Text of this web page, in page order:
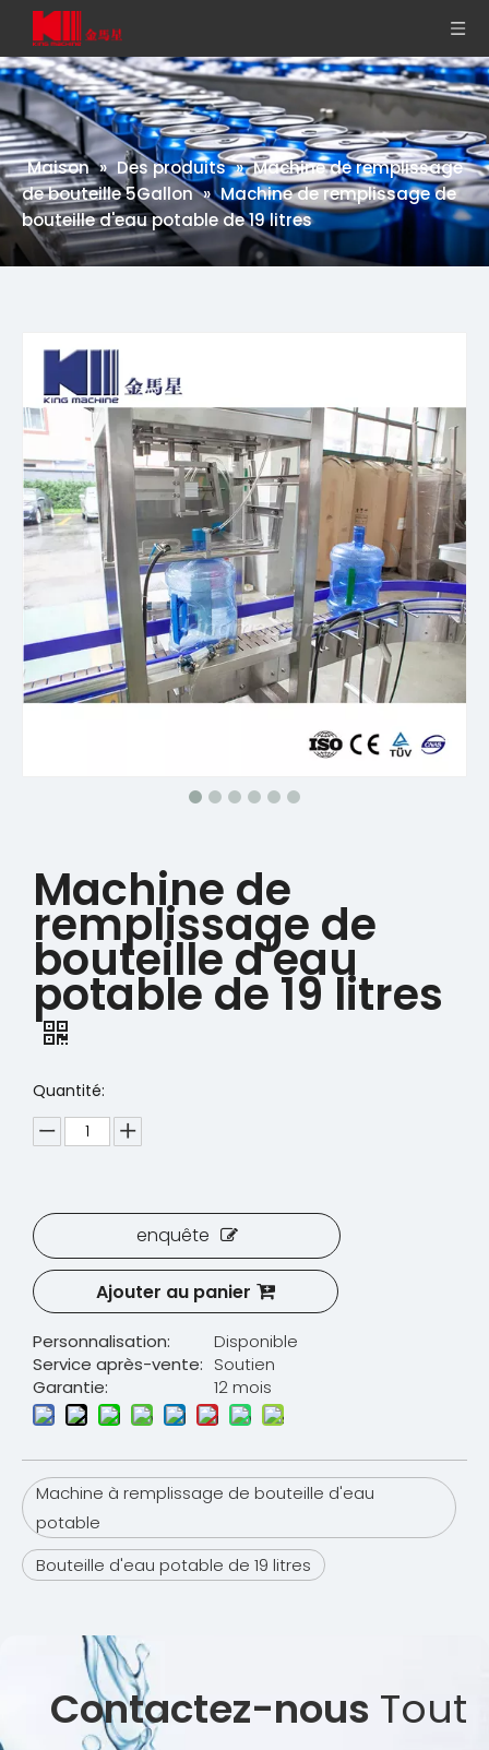
Maison » Des produits » Machine de remplissage
de bouteille 5Gallon » Machine de remplissage de
bouteille d'eau potable de 19 litres
Machine de
remplissage de
bouteille d'eau
potable de 19 litres
Quantité:
enquête
Ajouter au panier
Personnalisation:
Disponible
Service après-vente: Soutien
Garantie:
12 mois
Machine à remplissage de bouteille d'eau
potable
Bouteille d'eau potable de 19 litres
Contactez-nous Tout